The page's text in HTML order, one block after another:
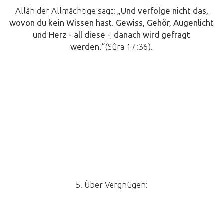
Allâh der Allmächtige sagt: „Und verfolge nicht das,
wovon du kein Wissen hast. Gewiss, Gehör, Augenlicht
und Herz - all diese -, danach wird gefragt
werden.“(Sûra 17:36).
5. Über Vergnügen: